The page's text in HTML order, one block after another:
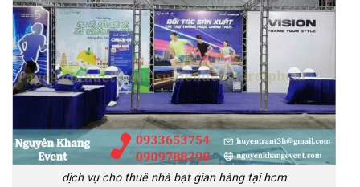
dịch vụ cho thuê nhà bạt gian hàng tại hcm